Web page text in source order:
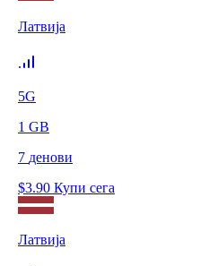
Латвија
5G
1 GB
7 денови
$3.90 Купи сега
Латвија